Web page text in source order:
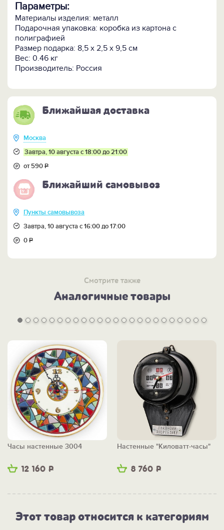
Параметры:
Материалы изделия: металл
Подарочная упаковка: коробка из картона с
полиграфией
Размер подарка: 8,5 х 2,5 х 9,5 см
Вес: 0.46 кг
Производитель: Россия
Ближайшая доставка
Москва
Завтра, 10 августа с 18:00 до 21:00
от 590Р
Ближайший самовывоз
Пункты самовывоза
Завтра, 10 августа с 16:00 до 17:00
0Р
Смотрите также
Аналогичные товары
12 160 Р
Часы настенные 3004
8 760 Р
Настенные "Киловатт-часы"
Этот товар относится к категориям